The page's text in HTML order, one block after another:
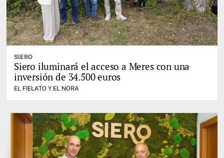
SIERO
Siero iluminará el acceso a Meres con una
inversión de 34.500 euros
EL FIELATO Y EL NORA